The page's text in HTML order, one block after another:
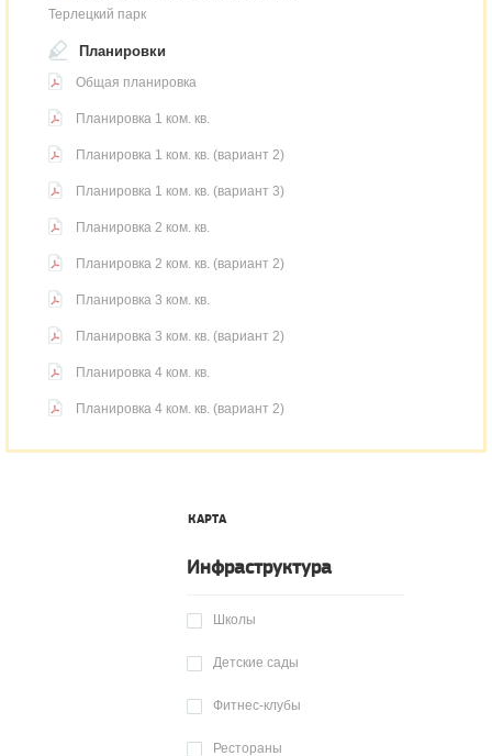
Терлецкий парк
Планировки
Общая планировка
Планировка 1 ком. кв.
Планировка 1 ком. кв. (вариант 2)
Планировка 1 ком. кв. (вариант 3)
Планировка 2 ком. кв.
Планировка 2 ком. кв. (вариант 2)
Планировка 3 ком. кв.
Планировка 3 ком. кв. (вариант 2)
Планировка 4 ком. кв.
Планировка 4 ком. кв. (вариант 2)
КАРТА
Инфраструктура
Школы
Детские сады
Фитнес-клубы
Рестораны